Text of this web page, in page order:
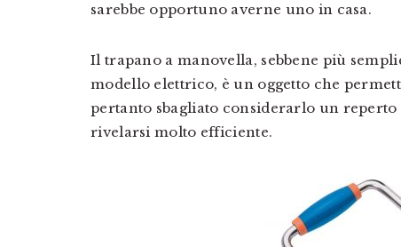
sarebbe opportuno averne uno in casa.
Il trapano a manovella, sebbene più
modello elettrico, è un oggetto che
pertanto sbagliato considerarlo un reperto
rivelarsi molto efficiente.